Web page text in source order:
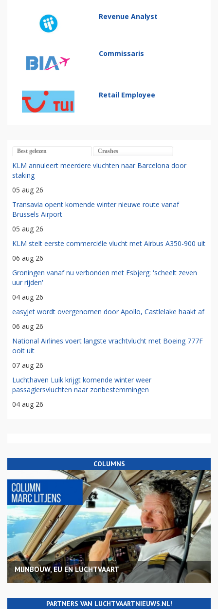
Revenue Analyst
Commissaris
Retail Employee
Best gelezen Crashes
KLM annuleert meerdere vluchten naar Barcelona door
staking
05 aug 26
Transavia opent komende winter nieuwe route vanaf
Brussels Airport
05 aug 26
KLM stelt eerste commerciële vlucht met Airbus A350-900 uit
06 aug 26
Groningen vanaf nu verbonden met Esbjerg: 'scheelt zeven
uur rijden'
04 aug 26
easyJet wordt overgenomen door Apollo, Castlelake haakt af
06 aug 26
National Airlines voert langste vrachtvlucht met Boeing 777F
ooit uit
07 aug 26
Luchthaven Luik krijgt komende winter weer
passagiersvluchten naar zonbestemmingen
04 aug 26
COLUMNS
MIJNBOUW, EU EN LUCHTVAART
PARTNERS VAN LUCHTVAARTNIEUWS.NL!